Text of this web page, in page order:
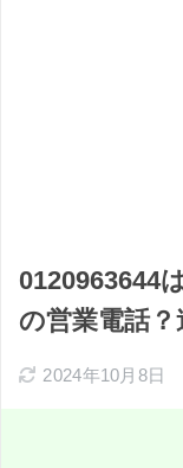
0120963644
の営業電話
2024年10月8日